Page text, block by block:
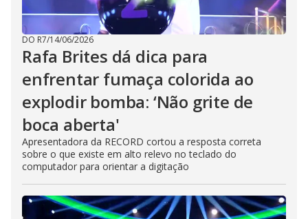
DO R7/14/06/2026
Rafa Brites dá dica para
enfrentar fumaça colorida ao
explodir bomba: ‘Não grite de
boca aberta'
Apresentadora da RECORD cortou a resposta correta
sobre o que existe em alto relevo no teclado do
computador para orientar a digitação